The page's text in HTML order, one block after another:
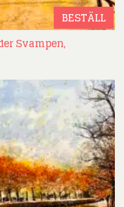
BESTÄLL
Svampen,